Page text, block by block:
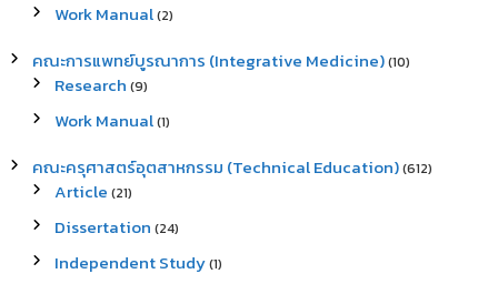
Work Manual(2)
คณะการแพทย์บูรณาการ (Integrative Medicine)(10)
Research (9)
Work Manual(1)
คณะครุศาสตร์อุตสาหกรรม (Technical Education)(612)
Article (21)
Dissertation (24)
Independent Study(1)